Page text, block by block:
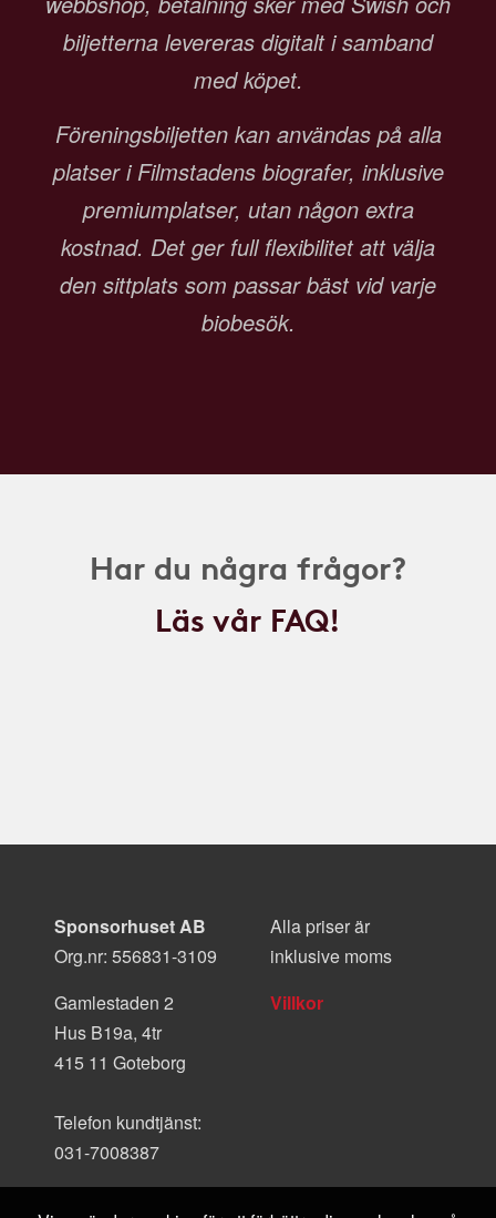
biljetterna levereras digitalt i samband
med köpet.
Föreningsbiljetten kan användas på alla
platser i Filmstadens biografer, inklusive
premiumplatser, utan någon extra
kostnad. Det ger full flexibilitet att välja
den sittplats som passar bäst vid varje
biobesök.
Har du några frågor?
Läs vår FAQ!
Sponsorhuset AB
Org.nr: 556831-3109
Gamlestaden 2
Hus B19a, 4tr
415 11 Goteborg
Telefon kundtjänst:
031-7008387
Alla priser är
inklusive moms
Villkor